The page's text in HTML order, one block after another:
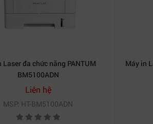
Laser đa chức năng PANTUM
BM5100ADN
Liên hệ
MSP: HT-BM5100ADN
Máy in